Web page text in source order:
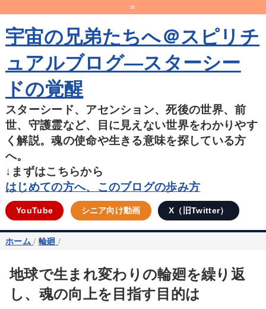
=
宇宙の兄弟たちへ＠スピリチ
ュアルブログ―スターシー
ドの覚醒
スターシード、アセンション、死後の世界、前
世、守護霊など、目に見えない世界をわかりやす
く解説。魂の使命や生きる意味を探している方
へ。
↓まずはこちらから
はじめての方へ、このブログの歩み方
YouTube シニア向け動画 X（旧Twitter）
ホーム / 輪廻 /
地球で生まれ変わりの輪廻を繰り返
し、魂の向上を目指す目的は